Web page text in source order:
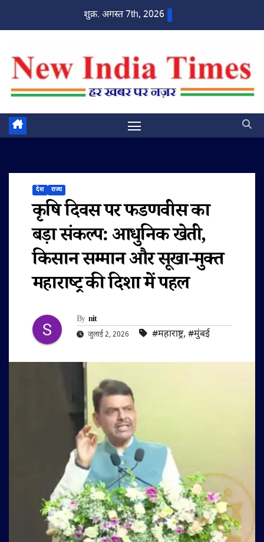
शुक्र. अगस्त 7th, 2026
देश राज्य
कृषि दिवस पर फडणवीस का
बड़ा संकल्प: आधुनिक खेती,
किसान सम्मान और सूखा-मुक्त
महाराष्ट्र की दिशा में पहल
By nit
जुलाई 2, 2026 #महाराष्ट्र, #मुंबई